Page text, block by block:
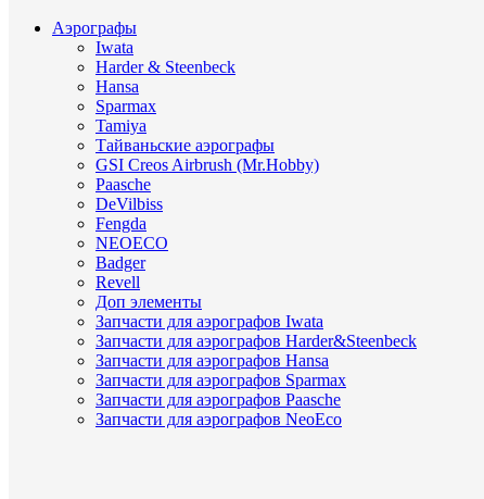
Аэрографы
Iwata
Harder & Steenbeck
Hansa
Sparmax
Tamiya
Тайваньские аэрографы
GSI Creos Airbrush (Mr.Hobby)
Paasche
DeVilbiss
Fengda
NEOECO
Badger
Revell
Доп элементы
Запчасти для аэрографов Iwata
Запчасти для аэрографов Harder&Steenbeck
Запчасти для аэрографов Hansa
Запчасти для аэрографов Sparmax
Запчасти для аэрографов Paasche
Запчасти для аэрографов NeoEco